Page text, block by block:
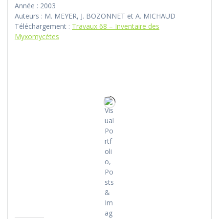
Année : 2003
Auteurs : M. MEYER, J. BOZONNET et A. MICHAUD
Téléchargement : Travaux 68 – Inventaire des
Myxomycètes